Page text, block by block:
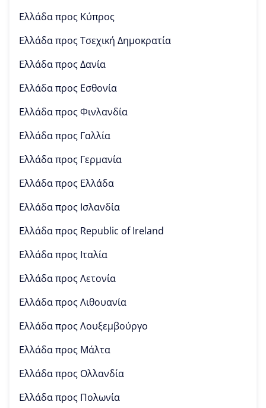
Ελλάδα προς Κύπρος
Ελλάδα προςΤσεχική Δημοκρατία
Ελλάδα προςΔανία
Ελλάδα προς Εσθονία
Ελλάδα προςΦινλανδία
Ελλάδα προς Γαλλία
Ελλάδα προς Γερμανία
Ελλάδα προς Ελλάδα
Ελλάδα προς Ισλανδία
Ελλάδα προς Republic of Ireland
Ελλάδα προς Ιταλία
Ελλάδα προςΛετονία
Ελλάδα προςΛιθουανία
Ελλάδα προςΛουξεμβούργο
Ελλάδα προς Μάλτα
Ελλάδα προς Ολλανδία
Ελλάδα προς Πολωνία